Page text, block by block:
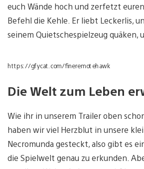
euch Wände hoch und zerfetzt
Befehl die Kehle. Er liebt Leckerlis,
seinem Quietschespielzeug quäken,
https://gfycat.com/fineremotehawk
Die Welt zum Leben
Wie ihr in unserem Trailer oben
haben wir viel Herzblut in unsere
Necromunda gesteckt, also gibt es
die Spielwelt genau zu erkunden.